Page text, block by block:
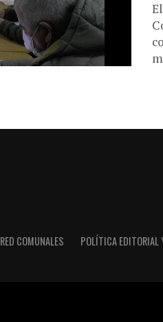
RED COMUNALES POLÍTICA EDITORIAL